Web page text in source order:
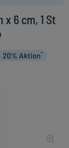
6 cm, 1 St